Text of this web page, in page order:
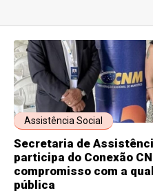
Assistência Social
Secretaria de
participa do Conexão
compromisso com a
pública